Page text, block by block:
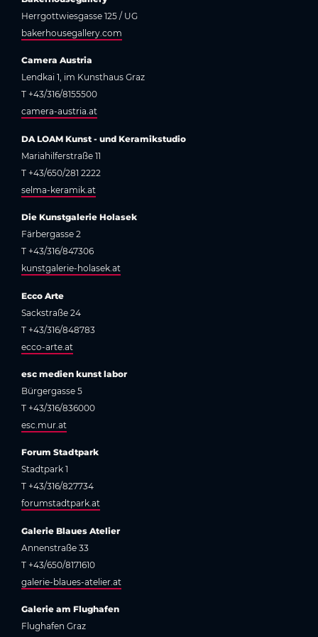
Herrgottwiesgasse 125 / UG
bakerhousegallery.com
Camera Austria
Lendkai 1, im Kunsthaus Graz
T +43/316/8155500
camera-austria.at
DA LOAM Kunst - und Keramikstudio
Mariahilferstraße 11
T +43/650/281 2222
selma-keramik.at
Die Kunstgalerie Holasek
Färbergasse 2
T +43/316/847306
kunstgalerie-holasek.at
Ecco Arte
Sackstraße 24
T +43/316/848783
ecco-arte.at
esc medien kunst labor
Bürgergasse 5
T +43/316/836000
esc.mur.at
Forum Stadtpark
Stadtpark 1
T +43/316/827734
forumstadtpark.at
Galerie Blaues Atelier
Annenstraße 33
T +43/650/8171610
galerie-blaues-atelier.at
Galerie am Flughafen
Flughafen Graz